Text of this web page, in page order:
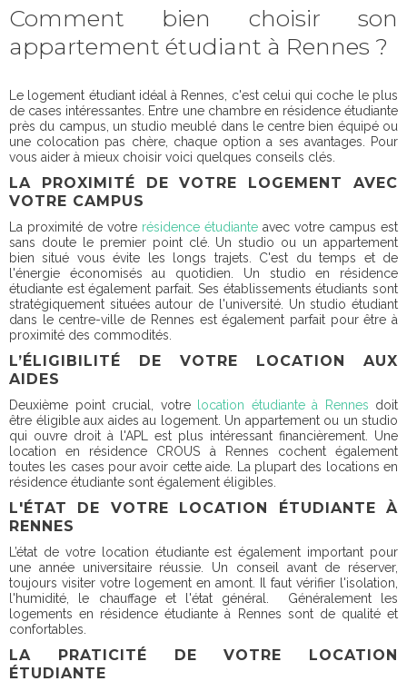
Comment bien choisir son
appartement étudiant à Rennes ?
Le logement étudiant idéal à Rennes, c'est celui qui coche le plus
de cases intéressantes. Entre une chambre en résidence étudiante
près du campus, un studio meublé dans le centre bien équipé ou
une colocation pas chère, chaque option a ses avantages. Pour
vous aider à mieux choisir voici quelques conseils clés.
LA PROXIMITÉ DE VOTRE LOGEMENT AVEC
VOTRE CAMPUS
La proximité de votre résidence étudiante avec votre campus est
sans doute le premier point clé. Un studio ou un appartement
bien situé vous évite les longs trajets. C'est du temps et de
l'énergie économisés au quotidien. Un studio en résidence
étudiante est également parfait. Ses établissements étudiants sont
stratégiquement situées autour de l'université. Un studio étudiant
dans le centre-ville de Rennes est également parfait pour être à
proximité des commodités.
L’ÉLIGIBILITÉ DE VOTRE LOCATION AUX
AIDES
Deuxième point crucial, votre location étudiante à Rennes doit
être éligible aux aides au logement. Un appartement ou un studio
qui ouvre droit à l'APL est plus intéressant financièrement. Une
location en résidence CROUS à Rennes cochent également
toutes les cases pour avoir cette aide. La plupart des locations en
résidence étudiante sont également éligibles.
L'ÉTAT DE VOTRE LOCATION ÉTUDIANTE À
RENNES
L’état de votre location étudiante est également important pour
une année universitaire réussie. Un conseil avant de réserver,
toujours visiter votre logement en amont. Il faut vérifier l'isolation,
l'humidité, le chauffage et l'état général. Généralement les
logements en résidence étudiante à Rennes sont de qualité et
confortables.
LA PRATICITÉ DE VOTRE LOCATION
ÉTUDIANTE